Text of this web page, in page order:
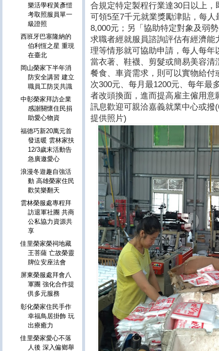
合規定特定製程行業達30日以上
可領5至7千元就業獎勵津貼，每
8,000元；另「協助特定對象及弱
求職者經就服員諮詢評估有經濟
理等情形就可協助申請，每人每
當衣著、鞋襪、剪髮或簡易美容
餐食、車資需求，則可以實物給
次300元、每月最1200元、每年最
者改頭換面，進而提高雇主僱用
訊息歡迎可親洽嘉義就業中心或撥
提供照片)
樂活學程黃彥愷
考取照服員單一
級證照
西班牙巴塞隆納的
伯利恆之星 重現
在臺北
岡山榮家下半年消
防安全講習 建立
職員工防災共識
中彰榮家拜訪企業
感謝關懷住民捐
助愛心物資
福德巧新20萬元首
發送暖 雲林家扶
12/3歲末活動告
急廣邀愛心
浪漫冬遊趣自強活
動 高雄榮家住民
歡笑樂翻天
雲林榮服處專程拜
訪退軍社團 共商
公私協力資源共
享
佳里榮家榮祠地藏
王菩薩 亡故榮靈
牌位安座法會
屏東榮服處拜會八
軍團 強化合作提
供多元服務
彰化榮家住民手作
幸福鳥居掛飾 玩
出療癒力
佳里榮家愛心不落
人後 深入偏鄉舉